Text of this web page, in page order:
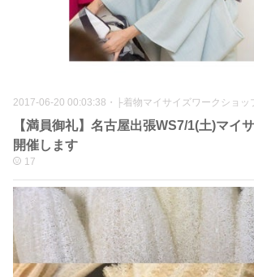
2017-06-20 00:03:38 ・ ├着物マイサイズワークショッ
【満員御礼】名古屋出張WS7/1(土)マイ
開催します
17